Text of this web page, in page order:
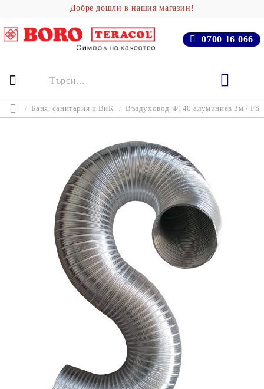
Добре дошли в нашия магазин!
0700 16 066
Баня, cанитария и ВиК Въздуховод Ф140 алуминиев 3м / FS